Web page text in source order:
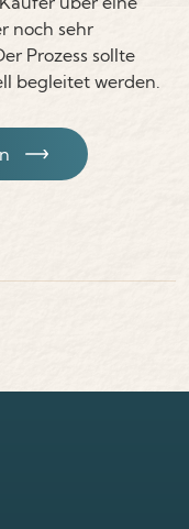
noch sehr
Prozess sollte
begleitet werden.